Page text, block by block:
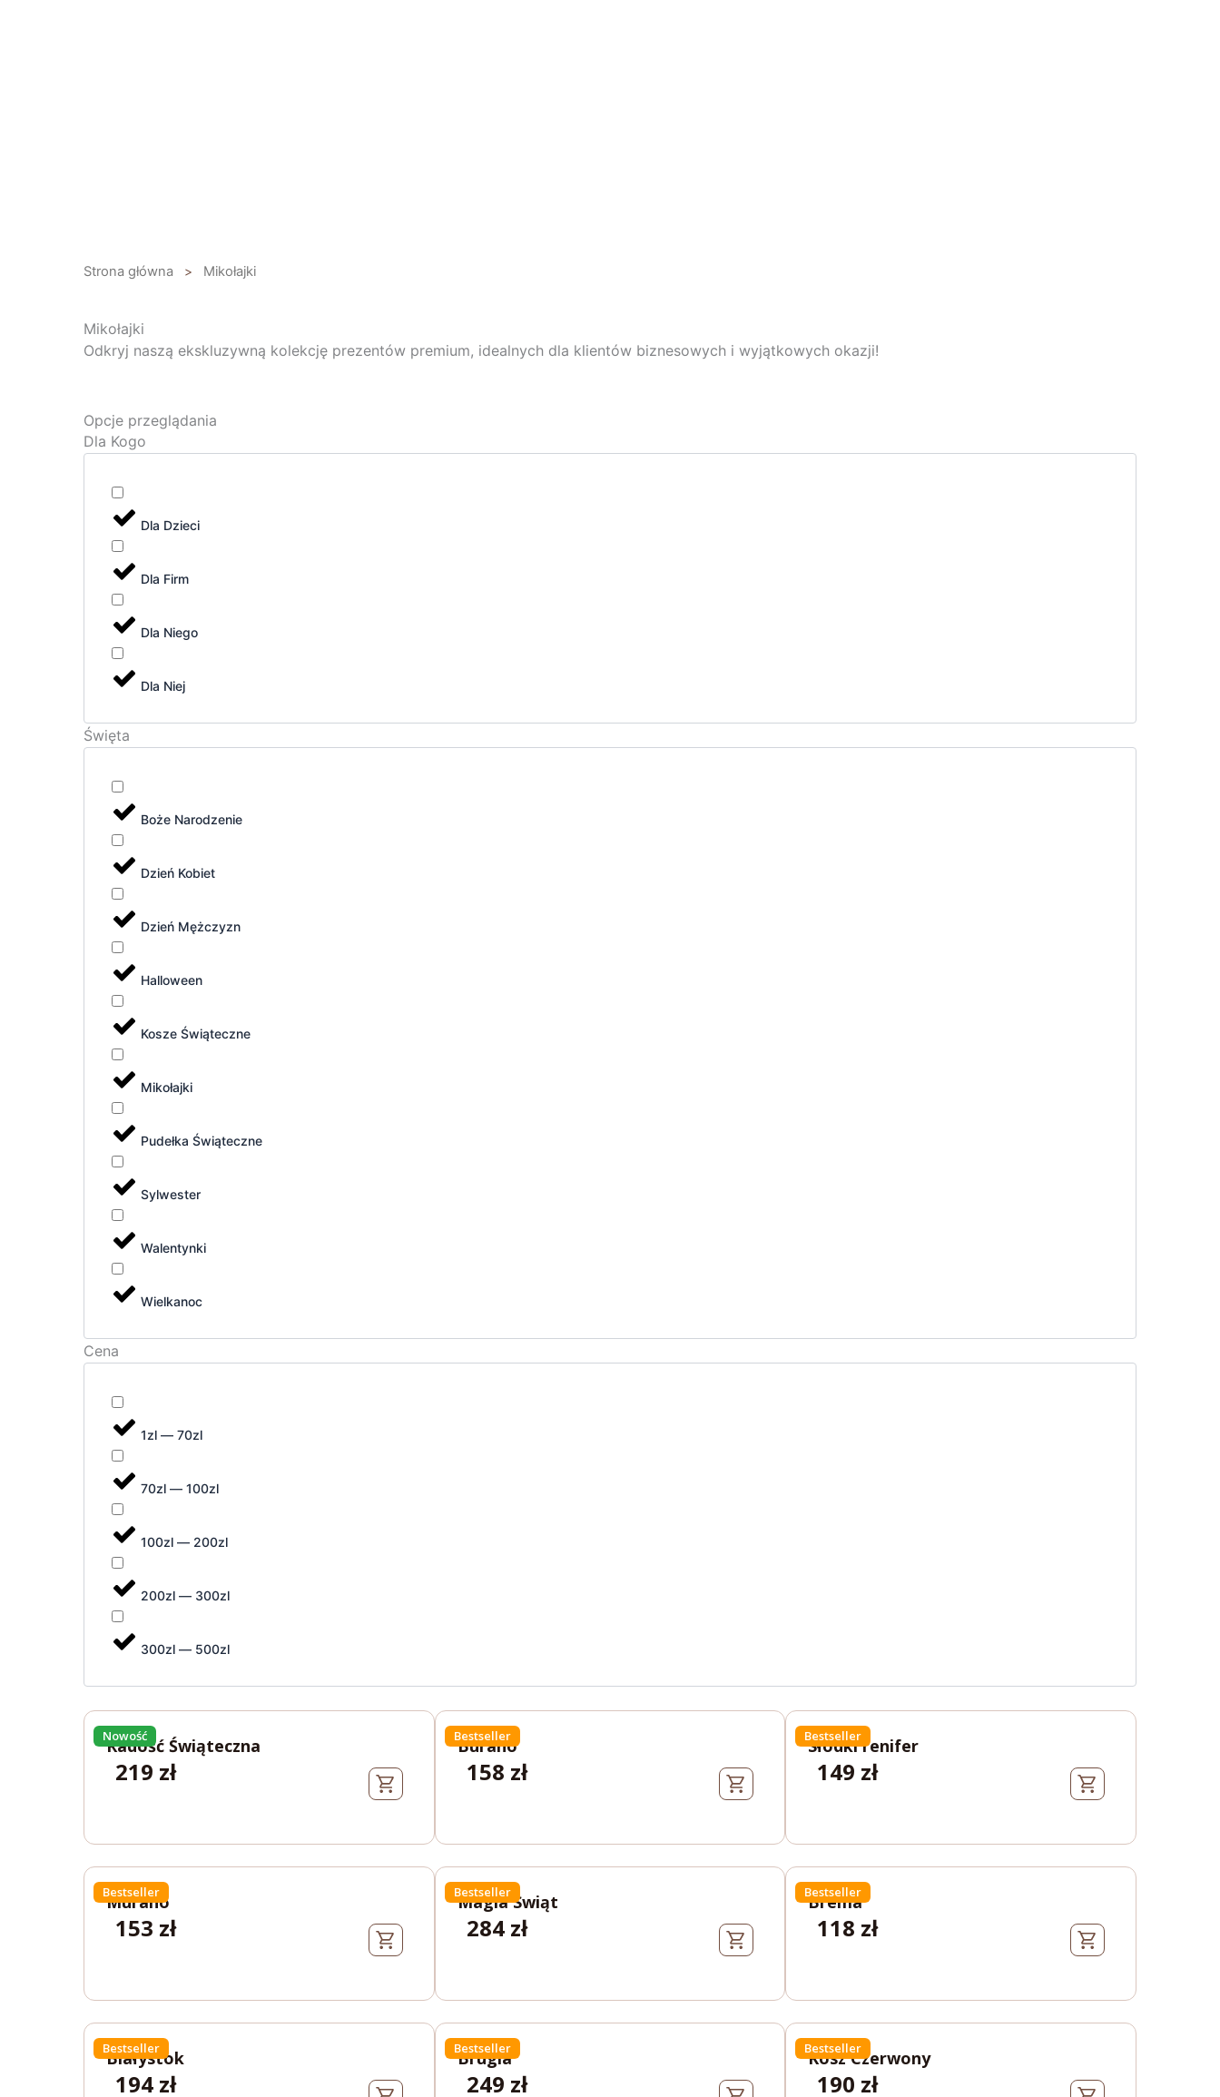
Strona główna > Mikołajki
Mikołajki
Odkryj naszą ekskluzywną kolekcję prezentów premium, idealnych dla klientów biznesowych i wyjątkowych okazji!
Opcje przeglądania
Dla Kogo
Dla Dzieci
Dla Firm
Dla Niego
Dla Niej
Święta
Boże Narodzenie
Dzień Kobiet
Dzień Mężczyzn
Halloween
Kosze Świąteczne
Mikołajki
Pudełka Świąteczne
Sylwester
Walentynki
Wielkanoc
Cena
1zl — 70zl
70zl — 100zl
100zl — 200zl
200zl — 300zl
300zl — 500zl
Nowość
Radość Świąteczna
219 zł
Bestseller
Burano
158 zł
Bestseller
Słodki renifer
149 zł
Bestseller
Murano
153 zł
Bestseller
Magia Swiąt
284 zł
Bestseller
Brema
118 zł
Bestseller
Białystok
194 zł
Bestseller
Brugia
249 zł
Bestseller
Kosz Czerwony
190 zł